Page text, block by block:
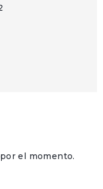
el momento.